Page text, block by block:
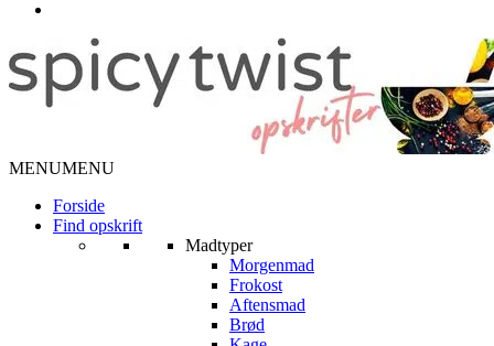
MENUMENU
Forside
Find opskrift
Madtyper
Morgenmad
Frokost
Aftensmad
Brød